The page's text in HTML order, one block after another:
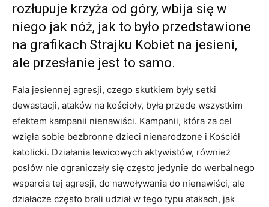
rozłupuje krzyża od góry, wbija się w
niego jak nóż, jak to było przedstawione
na grafikach Strajku Kobiet na jesieni,
ale przesłanie jest to samo.
Fala jesiennej agresji, czego skutkiem były setki
dewastacji, ataków na kościoły, była przede wszystkim
efektem kampanii nienawiści. Kampanii, która za cel
wzięła sobie bezbronne dzieci nienarodzone i Kościół
katolicki. Działania lewicowych aktywistów, również
posłów nie ograniczały się często jedynie do werbalnego
wsparcia tej agresji, do nawoływania do nienawiści, ale
działacze często brali udział w tego typu atakach, jak